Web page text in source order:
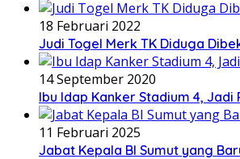
18 Februari 2022
Judi Togel Merk TK Diduga
14 September 2020
Ibu Idap Kanker Stadium 4, Jadi
11 Februari 2025
Jabat Kepala BI Sumut yang